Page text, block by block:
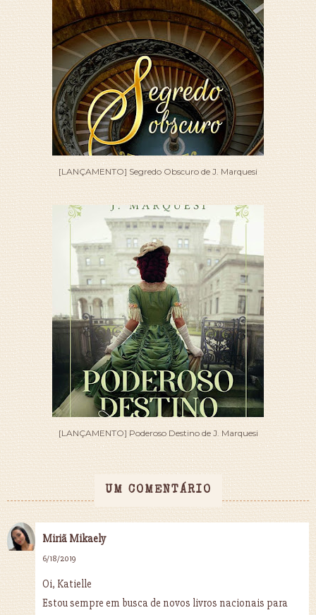
[LANÇAMENTO] Segredo Obscuro de J. Marquesi
[LANÇAMENTO] Poderoso Destino de J. Marquesi
UM COMENTÁRIO
Miriã Mikaely
6/18/2019
Oi, Katielle
Estou sempre em busca de novos livros nacionais para